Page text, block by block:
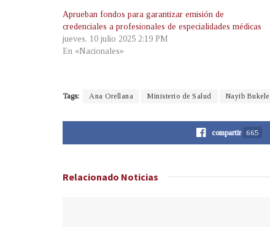
Aprueban fondos para garantizar emisión de
credenciales a profesionales de especialidades médicas
jueves, 10 julio 2025 2:19 PM
En «Nacionales»
Tags: Ana Orellana Ministerio de Salud Nayib Bukele
compartir 665
Relacionado Noticias